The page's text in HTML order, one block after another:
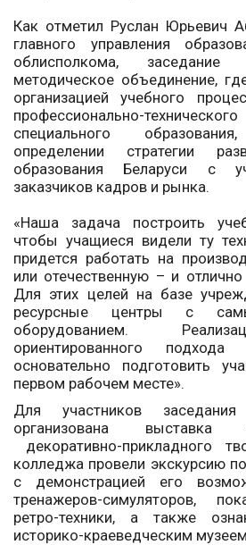
Как отметил Руслан Юрьевич
главного управления
облисполкома,
методическое объединение,
организацией учебного
профессионально-
специального
определении стратегии
образования Беларуси с
заказчиков кадров и рынка.
«Наша задача построить
чтобы учащиеся видели ту
придется работать на
или отечественную – и
Для этих целей на базе
ресурсные центры с
оборудованием.
ориентированного
основательно подготовить
первом рабочем месте».
Для участников
организована выставка
декоративно-прикладного
колледжа провели экскурсию
с демонстрацией его
тренажеров-симуляторов,
ретро-техники, а также
историко-краеведческим